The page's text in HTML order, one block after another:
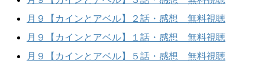
月９【カインとアベル】２話・感想 無料視聴
月９【カインとアベル】１話・感想 無料視聴
月９【カインとアベル】５話・感想 無料視聴